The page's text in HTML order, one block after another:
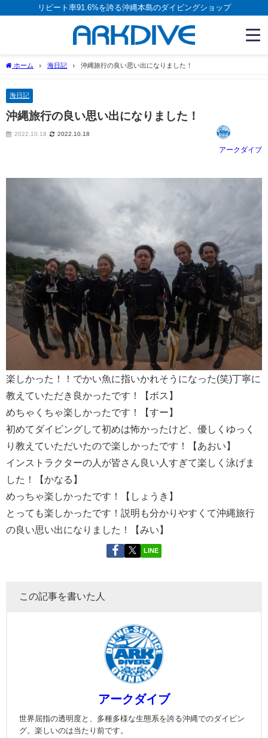
リピート率91.6%を誇る沖縄本島のダイビングショップ
ホーム 海日記 沖縄旅行の良い思い出になりました！
海日記
沖縄旅行の良い思い出になりました！
2022.10.18 2022.10.18
アークダイブ
楽しかった！！でかい魚に指いかれそうになった(笑)丁寧に
教えていただき良かったです！【ボス】
めちゃくちゃ楽しかったです！【すー】
初めてダイビングして初めは怖かったけど、優しくゆっく
り教えていただいたので楽しかったです！【あおい】
インストラクターの人が皆さん良い人すぎて楽しく泳げま
した！【かなる】
めっちゃ楽しかったです！【しょうき】
とっても楽しかったです！説明も分かりやすくて沖縄旅行
の良い思い出になりました！【みい】
LINE
この記事を書いた人
アークダイブ
世界屈指の透明度と、多種多様な生態系を誇る沖縄でのダイビン
グ。楽しいのは当たり前です。